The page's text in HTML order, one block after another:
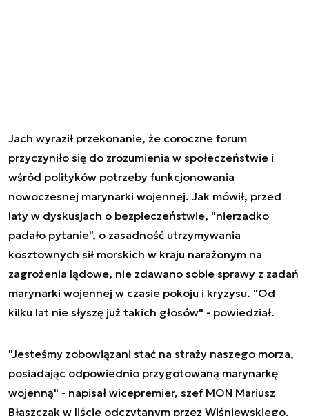
Jach wyraził przekonanie, że coroczne forum
przyczyniło się do zrozumienia w społeczeństwie i
wśród polityków potrzeby funkcjonowania
nowoczesnej marynarki wojennej. Jak mówił, przed
laty w dyskusjach o bezpieczeństwie, "nierzadko
padało pytanie", o zasadność utrzymywania
kosztownych sił morskich w kraju narażonym na
zagrożenia lądowe, nie zdawano sobie sprawy z zadań
marynarki wojennej w czasie pokoju i kryzysu. "Od
kilku lat nie słyszę już takich głosów" - powiedział.
"Jesteśmy zobowiązani stać na straży naszego morza,
posiadając odpowiednio przygotowaną marynarkę
wojenną" - napisał wicepremier, szef MON Mariusz
Błaszczak w liście odczytanym przez Wiśniewskiego.